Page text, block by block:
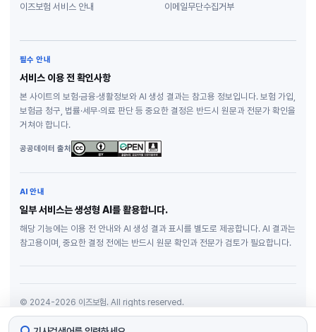
이즈보험 서비스 안내 이메일무단수집거부
필수 안내
서비스 이용 전 확인사항
본 사이트의 보험·금융·생활정보와 AI 생성 결과는 참고용 정보입니다. 보험 가입,
보험금 청구, 법률·세무·의료 판단 등 중요한 결정은 반드시 원문과 전문가 확인을
거쳐야 합니다.
공공데이터 출처
AI 안내
일부 서비스는 생성형 AI를 활용합니다.
해당 기능에는 이용 전 안내와 AI 생성 결과 표시를 별도로 제공합니다. AI 결과는
참고용이며, 중요한 결정 전에는 반드시 원문 확인과 전문가 검토가 필요합니다.
© 2024-2026 이즈보험. All rights reserved.
개인정보처리방침